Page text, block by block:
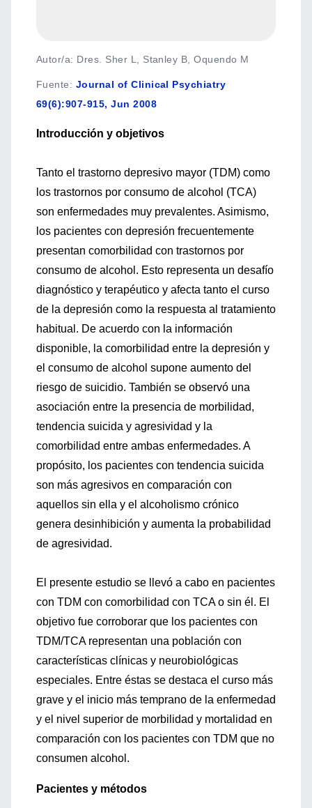
Autor/a: Dres. Sher L, Stanley B, Oquendo M
Fuente: Journal of Clinical Psychiatry
69(6):907-915, Jun 2008
Introducción y objetivos
Tanto el trastorno depresivo mayor (TDM) como
los trastornos por consumo de alcohol (TCA)
son enfermedades muy prevalentes. Asimismo,
los pacientes con depresión frecuentemente
presentan comorbilidad con trastornos por
consumo de alcohol. Esto representa un desafío
diagnóstico y terapéutico y afecta tanto el curso
de la depresión como la respuesta al tratamiento
habitual. De acuerdo con la información
disponible, la comorbilidad entre la depresión y
el consumo de alcohol supone aumento del
riesgo de suicidio. También se observó una
asociación entre la presencia de morbilidad,
tendencia suicida y agresividad y la
comorbilidad entre ambas enfermedades. A
propósito, los pacientes con tendencia suicida
son más agresivos en comparación con
aquellos sin ella y el alcoholismo crónico
genera desinhibición y aumenta la probabilidad
de agresividad.
El presente estudio se llevó a cabo en pacientes
con TDM con comorbilidad con TCA o sin él. El
objetivo fue corroborar que los pacientes con
TDM/TCA representan una población con
características clínicas y neurobiológicas
especiales. Entre éstas se destaca el curso más
grave y el inicio más temprano de la enfermedad
y el nivel superior de morbilidad y mortalidad en
comparación con los pacientes con TDM que no
consumen alcohol.
Pacientes y métodos